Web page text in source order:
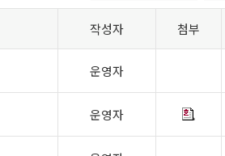
작성자 첨부
운영자
운영자